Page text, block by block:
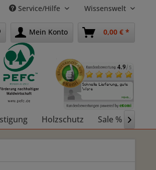
Service/Hilfe Wissenswelt
Mein Konto 0,00 € *
Holzschutz Sale % 